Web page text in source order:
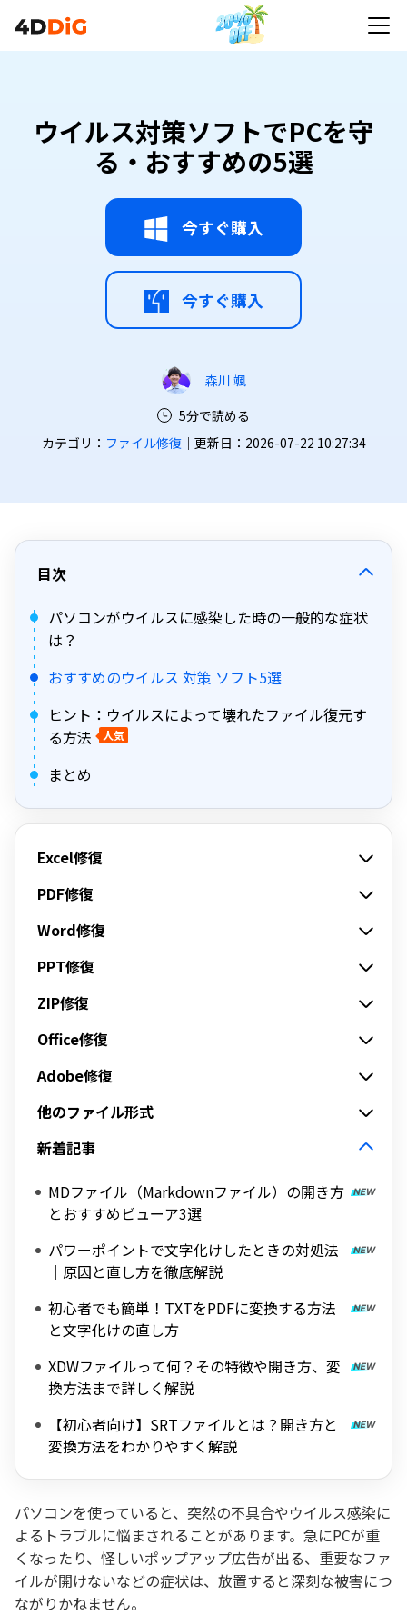
ウイルス対策ソフトでPCを守
る・おすすめの5選
今すぐ購入
今すぐ購入
森川 颯
5分で読める
カテゴリ： ファイル修復｜更新日：2026-07-22 10:27:34
目次
パソコンがウイルスに感染した時の一般的な症状
は？
おすすめのウイルス 対策 ソフト5選
ヒント：ウイルスによって壊れたファイル復元す
る方法
人気
まとめ
Excel修復
PDF修復
Word修復
PPT修復
ZIP修復
Office修復
Adobe修復
他のファイル形式
新着記事
MDファイル（Markdownファイル）の開き方
とおすすめビューア3選
パワーポイントで文字化けしたときの対処法
｜原因と直し方を徹底解説
初心者でも簡単！TXTをPDFに変換する方法
と文字化けの直し方
XDWファイルって何？その特徴や開き方、変
換方法まで詳しく解説
【初心者向け】SRTファイルとは？開き方と
変換方法をわかりやすく解説
パソコンを使っていると、突然の不具合やウイルス感染に
よるトラブルに悩まされることがあります。急にPCが重
くなったり、怪しいポップアップ広告が出る、重要なファ
イルが開けないなどの症状は、放置すると深刻な被害につ
ながりかねません。